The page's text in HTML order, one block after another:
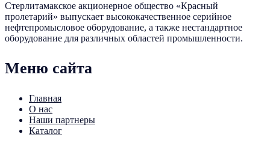
Стерлитамакское акционерное общество «Красный
пролетарий» выпускает высококачественное серийное
нефтепромысловое оборудование, а также нестандартное
оборудование для различных областей промышленности.
Меню сайта
Главная
О нас
Наши партнеры
Каталог